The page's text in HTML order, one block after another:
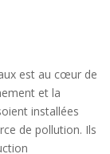
est au cœur de
et la
installées
de pollution. Ils